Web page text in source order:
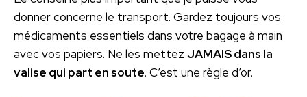
donner concerne le transport. Gardez toujours vos
médicaments essentiels dans votre bagage à main
avec vos papiers. Ne les mettez JAMAIS dans la
valise qui part en soute. C’est une règle d’or.